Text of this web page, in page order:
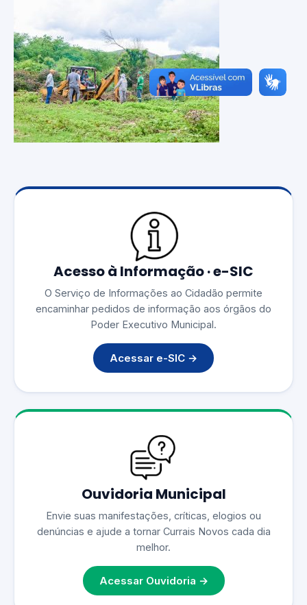
Acesso à Informação · e-SIC
O Serviço de Informações ao Cidadão permite
encaminhar pedidos de informação aos órgãos do
Poder Executivo Municipal.
Acessar e-SIC →
Ouvidoria Municipal
Envie suas manifestações, críticas, elogios ou
denúncias e ajude a tornar Currais Novos cada dia
melhor.
Acessar Ouvidoria →